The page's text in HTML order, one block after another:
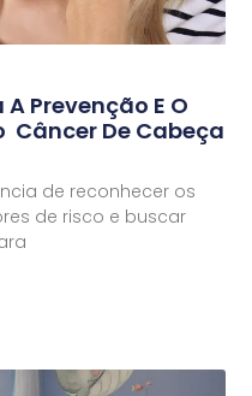
Prevenção E O
Câncer De Cabeça
de reconhecer os
de risco e buscar